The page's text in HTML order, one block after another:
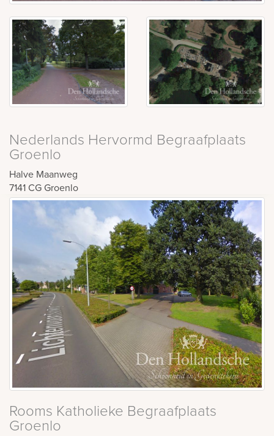
Nederlands Hervormd Begraafplaats
Groenlo
Halve Maanweg
7141 CG Groenlo
Rooms Katholieke Begraafplaats
Groenlo